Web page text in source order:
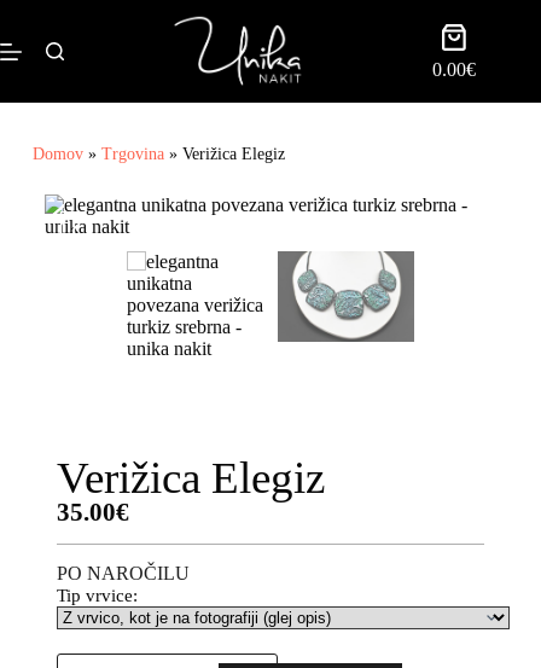
0.00€
Domov» Trgovina» Verižica Elegiz
Verižica Elegiz
35.00€
PO NAROČILU
Tip vrvice: